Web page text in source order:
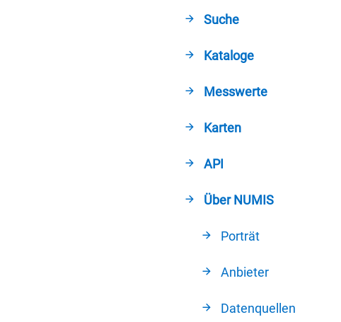
Suche
Kataloge
Messwerte
Karten
API
Über NUMIS
Porträt
Anbieter
Datenquellen